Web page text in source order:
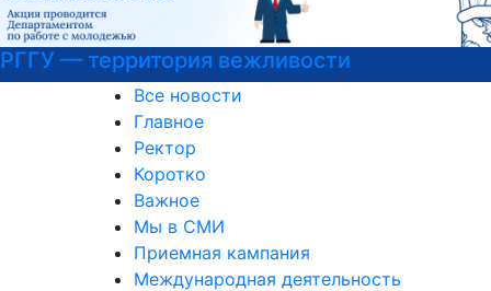
РГГУ — территория вежливости
Все новости
Главное
Ректор
Коротко
Важное
Мы в СМИ
Приемная кампания
Международная деятельность